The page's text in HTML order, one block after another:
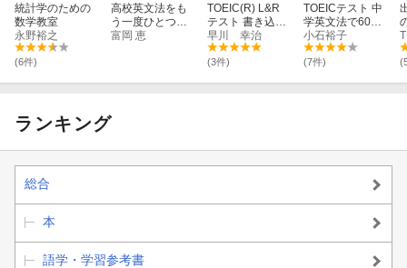
統計学のための
数学教室
永野裕之
(6件)
高校英文法をも
う一度ひとつひ
とつわかりやす
富岡 恵
TOEIC(R) L&R
テスト 書き込み
ドリル【スコア
500 全パート入
門編】新形式問
早川 幸治
(3件)
TOEICテスト 中
学英文法で600
点！
小石裕子
(7件)
ランキング
総合
本
語学・学習参考書